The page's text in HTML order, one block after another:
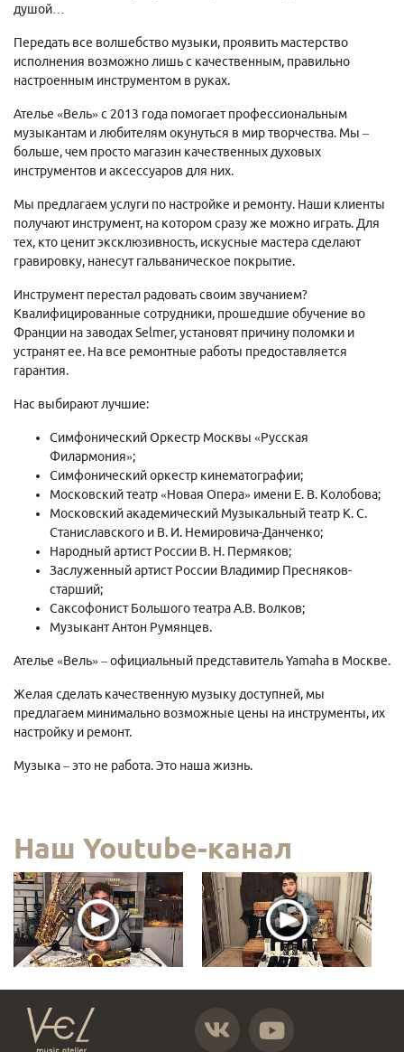
душой…
Передать все волшебство музыки, проявить мастерство
исполнения возможно лишь с качественным, правильно
настроенным инструментом в руках.
Ателье «Вель» с 2013 года помогает профессиональным
музыкантам и любителям окунуться в мир творчества. Мы –
больше, чем просто магазин качественных духовых
инструментов и аксессуаров для них.
Мы предлагаем услуги по настройке и ремонту. Наши клиенты
получают инструмент, на котором сразу же можно играть. Для
тех, кто ценит эксклюзивность, искусные мастера сделают
гравировку, нанесут гальваническое покрытие.
Инструмент перестал радовать своим звучанием?
Квалифицированные сотрудники, прошедшие обучение во
Франции на заводах Selmer, установят причину поломки и
устранят ее. На все ремонтные работы предоставляется
гарантия.
Нас выбирают лучшие:
Симфонический Оркестр Москвы «Русская
Филармония»;
Симфонический оркестр кинематографии;
Московский театр «Новая Опера» имени Е. В. Колобова;
Московский академический Музыкальный театр К. С.
Станиславского и В. И. Немировича-Данченко;
Народный артист России В. Н. Пермяков;
Заслуженный артист России Владимир Пресняков-
старший;
Саксофонист Большого театра А.В. Волков;
Музыкант Антон Румянцев.
Ателье «Вель» – официальный представитель Yamaha в Москве.
Желая сделать качественную музыку доступней, мы
предлагаем минимально возможные цены на инструменты, их
настройку и ремонт.
Музыка – это не работа. Это наша жизнь.
Наш Youtube-канал